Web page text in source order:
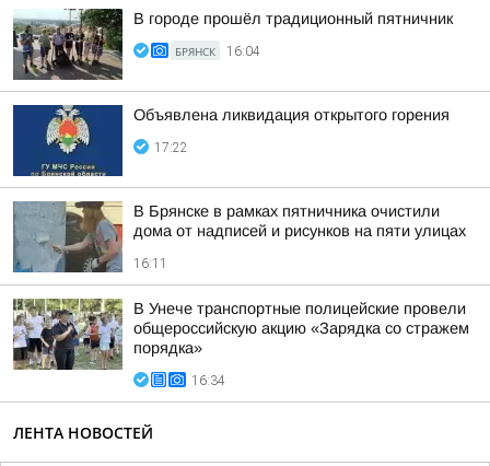
В городе прошёл традиционный пятничник
БРЯНСК 16:04
Объявлена ликвидация открытого горения
17:22
В Брянске в рамках пятничника очистили
дома от надписей и рисунков на пяти улицах
16:11
В Унече транспортные полицейские провели
общероссийскую акцию «Зарядка со стражем
порядка»
16:34
ЛЕНТА НОВОСТЕЙ